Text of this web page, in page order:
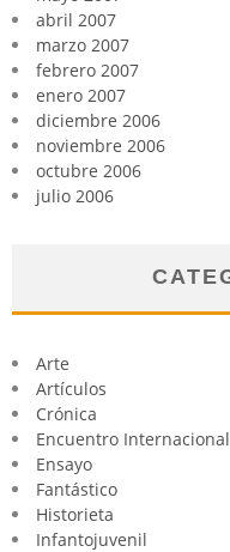
abril 2007
marzo 2007
febrero 2007
enero 2007
diciembre 2006
noviembre 2006
octubre 2006
julio 2006
Arte
Artículos
Crónica
Encuentro
Ensayo
Fantástico
Historieta
Infantojuvenil